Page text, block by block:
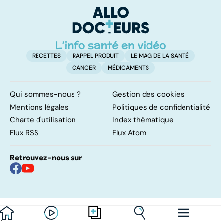
peau
RECETTES RAPPEL PRODUIT
LE MAG DE LA SANTÉ
CANCER
MÉDICAMENTS
Qui sommes-nous ?
Gestion des cookies
Mentions légales
Politiques de confidentialité
Charte d'utilisation
Index thématique
Flux RSS
Flux Atom
Retrouvez-nous sur